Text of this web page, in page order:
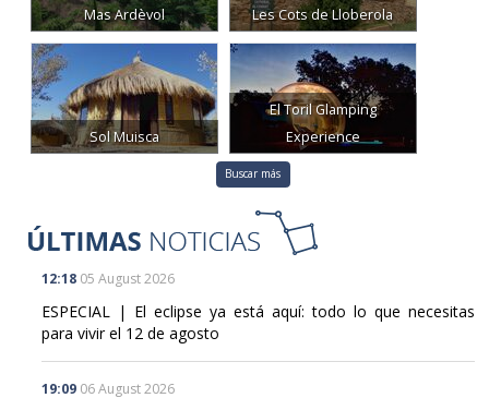
Mas Ardèvol Les Cots de Lloberola
Sol Muisca
El Toril Glamping
Experience
Buscar más
12:18 05 August 2026
ESPECIAL | El eclipse ya está aquí: todo lo que necesitas
para vivir el 12 de agosto
19:09 06 August 2026